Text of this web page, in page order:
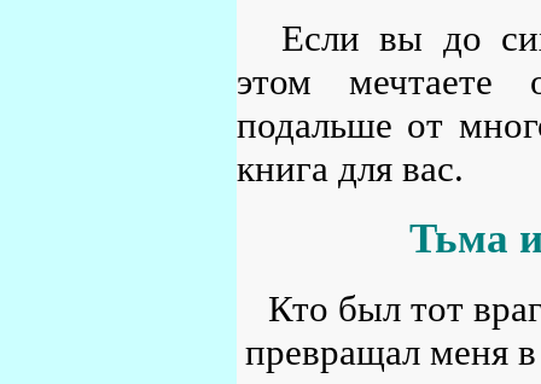
Если вы до
этом мечтаете
подальше от
книга для вас.
Тьма
Кто был тот
превращал меня